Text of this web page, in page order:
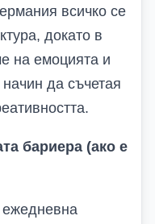
всичко се
докато в
на емоцията и
да съчетая
бариера (ако е